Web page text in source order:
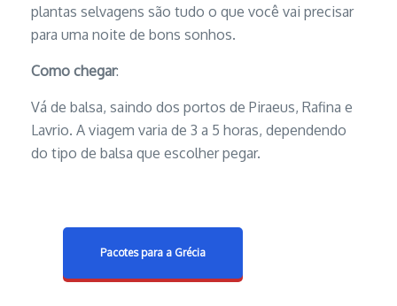
plantas selvagens são tudo o que você vai precisar
para uma noite de bons sonhos.
Como chegar:
Vá de balsa, saindo dos portos de Piraeus, Rafina e
Lavrio. A viagem varia de 3 a 5 horas, dependendo
do tipo de balsa que escolher pegar.
Pacotes para a Grécia